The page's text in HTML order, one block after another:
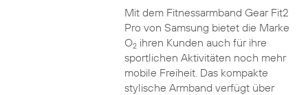
Mit dem Fitnessarmband Gear Fit2
Pro von Samsung bietet die Marke
O2ihren Kunden auch für ihre
sportlichen Aktivitäten noch mehr
mobile Freiheit. Das kompakte
stylische Armband verfügt über